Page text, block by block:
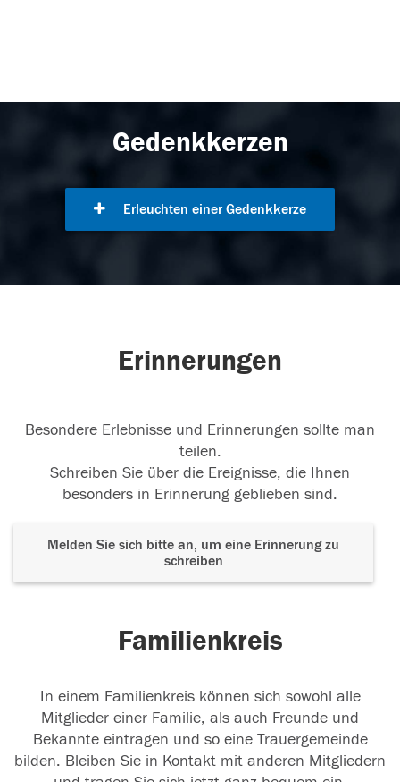
Gedenkkerzen
Erleuchten einer Gedenkkerze
Erinnerungen
Besondere Erlebnisse und Erinnerungen sollte man
teilen.
Schreiben Sie über die Ereignisse, die Ihnen
besonders in Erinnerung geblieben sind.
Melden Sie sich bitte an, um eine Erinnerung zu
schreiben
Familienkreis
In einem Familienkreis können sich sowohl alle
Mitglieder einer Familie, als auch Freunde und
Bekannte eintragen und so eine Trauergemeinde
bilden. Bleiben Sie in Kontakt mit anderen Mitgliedern